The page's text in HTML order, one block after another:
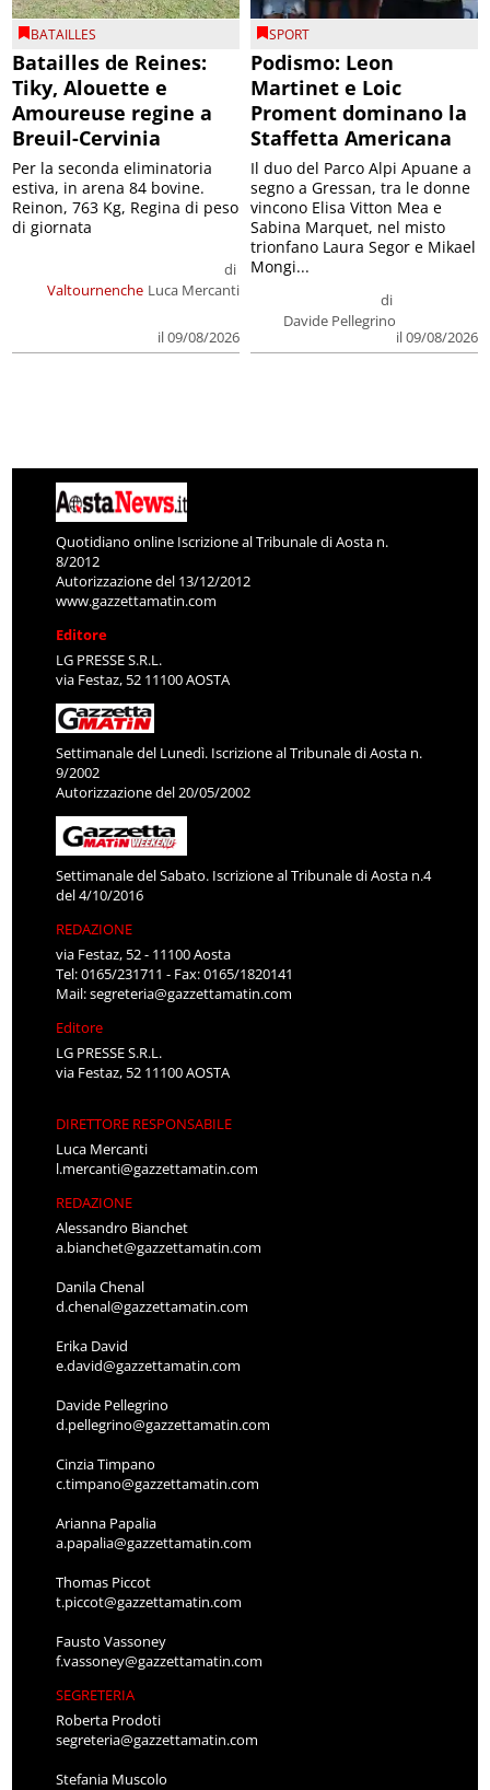
BATAILLES
Batailles de Reines:
Tiky, Alouette e
Amoureuse regine a
Breuil-Cervinia
Valtournenche
di
Luca Mercanti
il 09/08/2026
Per la seconda eliminatoria
estiva, in arena 84 bovine.
Reinon, 763 Kg, Regina di peso
di giornata
SPORT
Podismo: Leon
Martinet e Loic
Proment dominano la
Staffetta Americana
di
Davide Pellegrino
il 09/08/2026
Il duo del Parco Alpi Apuane a
segno a Gressan, tra le donne
vincono Elisa Vitton Mea e
Sabina Marquet, nel misto
trionfano Laura Segor e Mikael
Mongi...
Quotidiano online Iscrizione al Tribunale di Aosta n.
8/2012
Autorizzazione del 13/12/2012
www.gazzettamatin.com
Editore
LG PRESSE S.R.L.
via Festaz, 52 11100 AOSTA
Settimanale del Lunedì. Iscrizione al Tribunale di Aosta n.
9/2002
Autorizzazione del 20/05/2002
Settimanale del Sabato. Iscrizione al Tribunale di Aosta n.4
del 4/10/2016
REDAZIONE
via Festaz, 52 - 11100 Aosta
Tel: 0165/231711 - Fax: 0165/1820141
Mail:segreteria@gazzettamatin.com
Editore
LG PRESSE S.R.L.
via Festaz, 52 11100 AOSTA
DIRETTORE RESPONSABILE
Luca Mercanti
l.mercanti@gazzettamatin.com
REDAZIONE
Alessandro Bianchet
a.bianchet@gazzettamatin.com
Danila Chenal
d.chenal@gazzettamatin.com
Erika David
e.david@gazzettamatin.com
Davide Pellegrino
d.pellegrino@gazzettamatin.com
Cinzia Timpano
c.timpano@gazzettamatin.com
Arianna Papalia
a.papalia@gazzettamatin.com
Thomas Piccot
t.piccot@gazzettamatin.com
Fausto Vassoney
f.vassoney@gazzettamatin.com
SEGRETERIA
Roberta Prodoti
segreteria@gazzettamatin.com
Stefania Muscolo